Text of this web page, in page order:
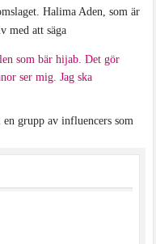
Halima Aden, som är
med att säga
som bär hijab. Det gör
ser mig. Jag ska
grupp av influencers som